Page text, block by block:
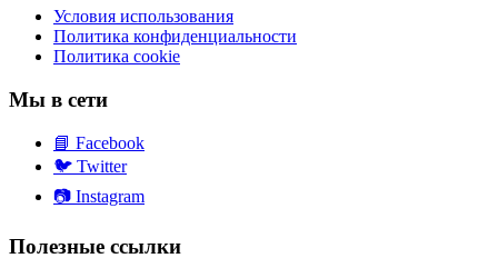
Условия использования
Политика конфиденциальности
Политика cookie
Мы в сети
📘 Facebook
🐦 Twitter
📷 Instagram
Полезные ссылки